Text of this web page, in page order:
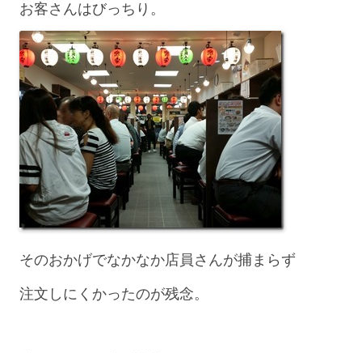
お客さんはびっちり。
そのおかげでなかなか店員さんが捕まらず
注文しにくかったのが残念。